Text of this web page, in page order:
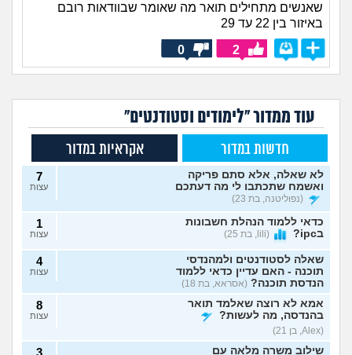
שאנשים מתחילים תואר מה שאומר שבוודאות רובם
באיזור בין 22 עד 29
2
0
עוד ממדור "לימודים וסטודנטים"
חדשות במדור אקראיות במדור
לא שאלה, אלא סתם פריקה
ואשמח שתכתבו לי מה דעתכם
(נפוליטנה, בת 23)
7
עצות
כדאי ללמוד הנהלת חשבונות
בipc?
(lili, בת 25)
1
עצות
שאלה לסטודנטים ולמהנדסי
תוכנה - האם עדיין כדאי ללמוד
הנדסת תוכנה? (אסראא, בת 18)
4
עצות
אמא לא רוצה שאלמד תואר
בהנדסה, מה לעשות?
(Alex, בן 21)
8
עצות
שילוב משרה מלאה עם 3